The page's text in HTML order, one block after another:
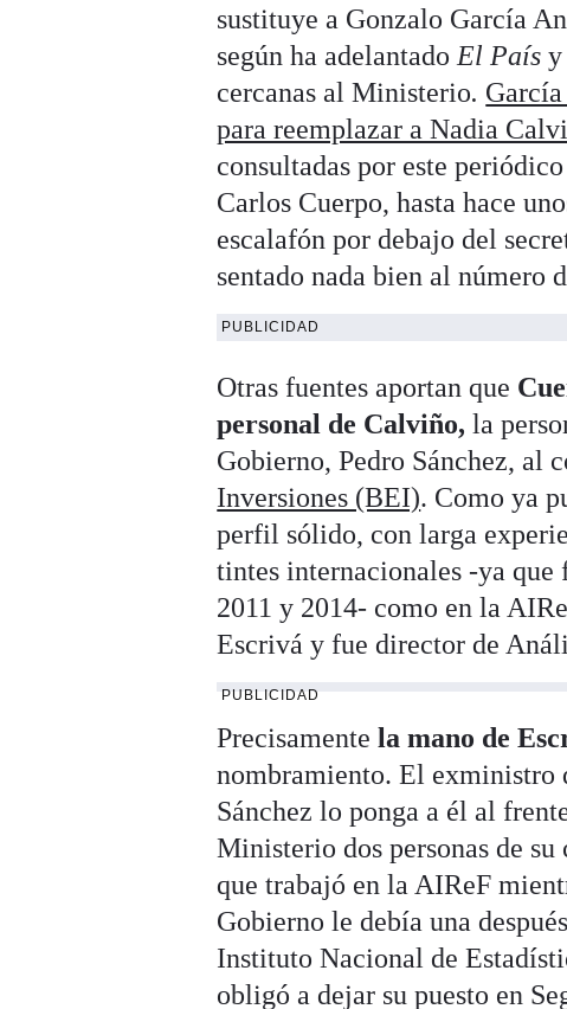
sustituye a Gonzalo García
según ha adelantado El Paísy
cercanas al Ministerio.
para reemplazar a Nadia
consultadas por este
Carlos Cuerpo, hasta hace
escalafón por debajo del
sentado nada bien al número
PUBLICIDAD
Otras fuentes aportan que
personal de Calviño,la
Gobierno, Pedro Sánchez, al
Inversiones (BEI). Como ya
perfil sólido, con larga
tintes internacionales -ya que
2011 y 2014- como en la
Escrivá y fue director de
PUBLICIDAD
Precisamentela mano de
nombramiento. El exministro
Sánchez lo ponga a él al
Ministerio dos personas de
que trabajó en la AIReF
Gobierno le debía una
Instituto Nacional de
obligó a dejar su puesto en